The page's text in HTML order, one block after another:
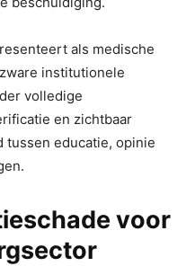
als medische
institutionele
volledige
en zichtbaar
tussen educatie, opinie
voor